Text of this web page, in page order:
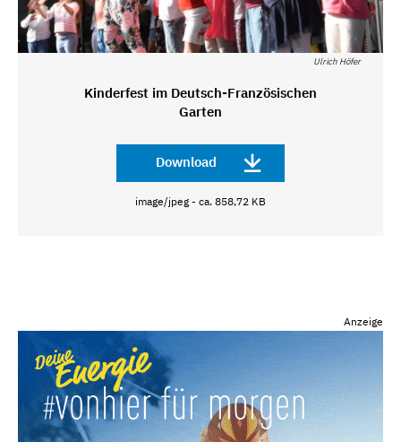
Ulrich Höfer
Kinderfest im Deutsch-Französischen
Garten
Download
image/jpeg - ca. 858,72 KB
Anzeige